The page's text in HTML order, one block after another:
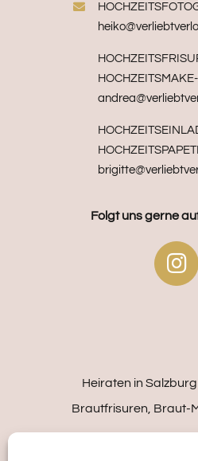
Folgt uns gerne
Heiraten in
Brautfrisuren, Braut-